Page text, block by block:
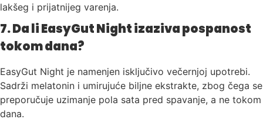
lakšeg i prijatnijeg varenja.
7. Da li EasyGut Night izaziva pospanost
tokom dana?
EasyGut Night je namenjen isključivo večernjoj upotrebi.
Sadrži melatonin i umirujuće biljne ekstrakte, zbog čega se
preporučuje uzimanje pola sata pred spavanje, a ne tokom
dana.